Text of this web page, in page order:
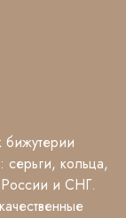
кольца,
и СНГ.